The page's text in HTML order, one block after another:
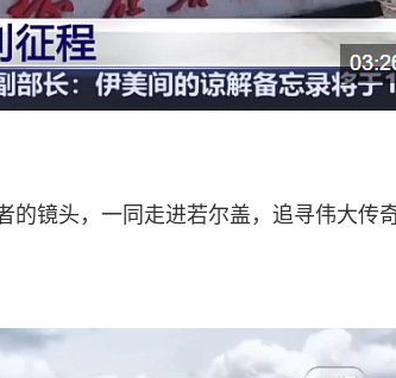
的镜头，一同走进若尔盖，追寻伟大传